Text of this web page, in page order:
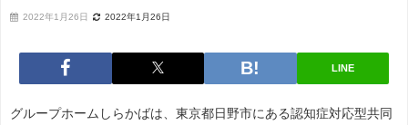
2022年1月26日 2022年1月26日
LINE
グループホームしらかばは、東京都日野市にある認知症対応型共同